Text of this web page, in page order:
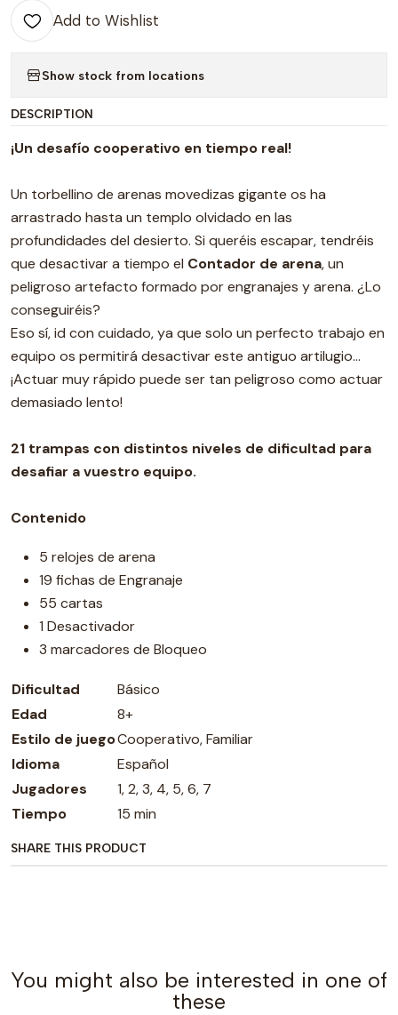
Add to Wishlist
Show stock from locations
DESCRIPTION
¡Un desafío cooperativo en tiempo real!
Un torbellino de arenas movedizas gigante os ha
arrastrado hasta un templo olvidado en las
profundidades del desierto. Si queréis escapar, tendréis
que desactivar a tiempo el Contador de arena, un
peligroso artefacto formado por engranajes y arena. ¿Lo
conseguiréis?
Eso sí, id con cuidado, ya que solo un perfecto trabajo en
equipo os permitirá desactivar este antiguo artilugio…
¡Actuar muy rápido puede ser tan peligroso como actuar
demasiado lento!
21 trampas con distintos niveles de dificultad para
desafiar a vuestro equipo.
Contenido
5 relojes de arena
19 fichas de Engranaje
55 cartas
1 Desactivador
3 marcadores de Bloqueo
Dificultad
Básico
Edad
8+
Estilo de juegoCooperativo, Familiar
Idioma
Español
Jugadores
1, 2, 3, 4, 5, 6, 7
Tiempo
15 min
SHARE THIS PRODUCT
You might also be interested in one of
these